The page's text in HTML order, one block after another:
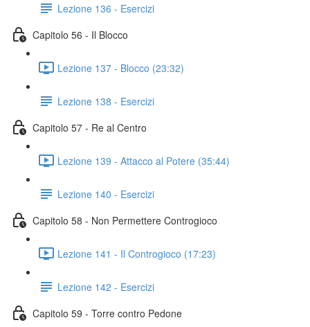
Lezione 136 - Esercizi
Capitolo 56 - Il Blocco
Lezione 137 - Blocco (23:32)
Lezione 138 - Esercizi
Capitolo 57 - Re al Centro
Lezione 139 - Attacco al Potere (35:44)
Lezione 140 - Esercizi
Capitolo 58 - Non Permettere Controgioco
Lezione 141 - Il Controgioco (17:23)
Lezione 142 - Esercizi
Capitolo 59 - Torre contro Pedone